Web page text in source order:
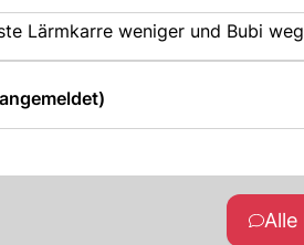
Lärmkarre weniger und Bubi